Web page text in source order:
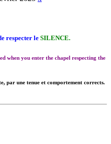
respecter le SILENCE.
when you enter the chapel respecting the
par une tenue et comportement corrects.